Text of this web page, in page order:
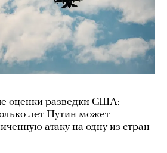
оценки разведки США:
лет Путин может
атаку на одну из стран